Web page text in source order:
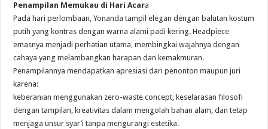
Penampilan Memukau di Hari Acara
Pada hari perlombaan, Yonanda tampil elegan dengan balutan kostum
putih yang kontras dengan warna alami padi kering. Headpiece
emasnya menjadi perhatian utama, membingkai wajahnya dengan
cahaya yang melambangkan harapan dan kemakmuran.
Penampilannya mendapatkan apresiasi dari penonton maupun juri
karena:
keberanian menggunakan zero-waste concept, keselarasan filosofi
dengan tampilan, kreativitas dalam mengolah bahan alam, dan tetap
menjaga unsur syar’i tanpa mengurangi estetika.